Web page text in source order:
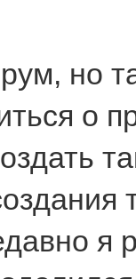
но
о
я